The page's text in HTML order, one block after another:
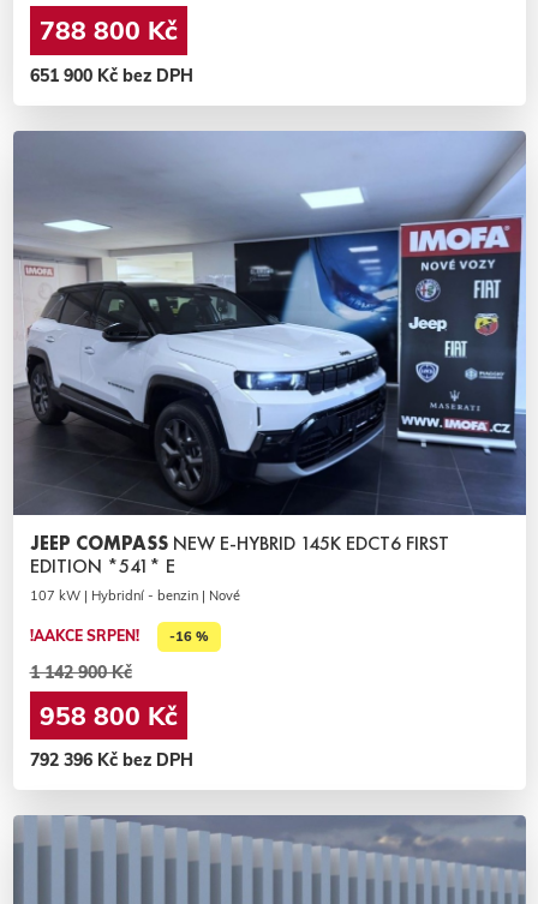
788 800 Kč
651 900 Kč bez DPH
JEEP COMPASS NEW E-HYBRID 145K EDCT6 FIRST
EDITION *541* E
107 kW | Hybridní - benzin | Nové
!AAKCE SRPEN! -16 %
1 142 900 Kč
958 800 Kč
792 396 Kč bez DPH